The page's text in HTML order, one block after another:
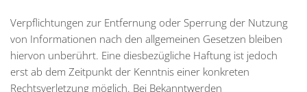
Verpflichtungen zur Entfernung oder Sperrung der Nutzung
von Informationen nach den allgemeinen Gesetzen bleiben
hiervon unberührt. Eine diesbezügliche Haftung ist jedoch
erst ab dem Zeitpunkt der Kenntnis einer konkreten
Rechtsverletzung möglich. Bei Bekanntwerden